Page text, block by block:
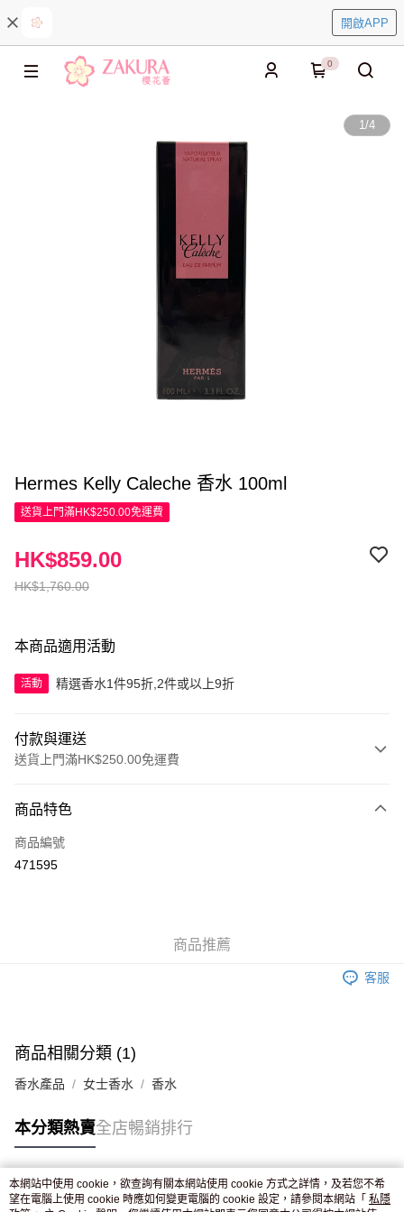
開啟APP
0
1/4
Hermes Kelly Caleche 香水 100ml
送貨上門滿HK$250.00免運費
HK$1,760.00
HK$859.00
本商品適用活動
活動 精選香水1件95折,2件或以上9折
付款與運送
送貨上門滿HK$250.00免運費
信用卡
Apple Pay
商品特色
商品編號
471595
商品推薦
客服
商品相關分類 (1)
香水產品 女士香水 香水
本分類熱賣全店暢銷排行
熱門標籤
本網站中使用 cookie，欲查詢有關本網站使用 cookie 方式之詳情，及若您不希
望在電腦上使用 cookie 時應如何變更電腦的 cookie 設定，請參閱本網站「 私隱